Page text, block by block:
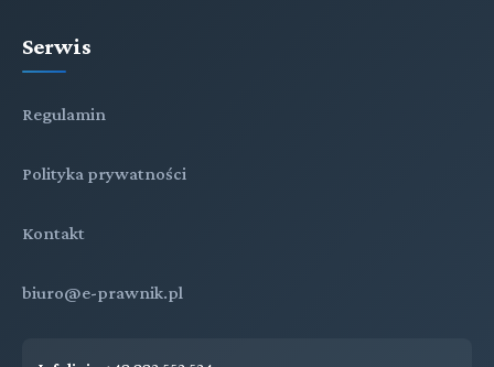
Serwis
Regulamin
Polityka prywatności
Kontakt
biuro@e-prawnik.pl